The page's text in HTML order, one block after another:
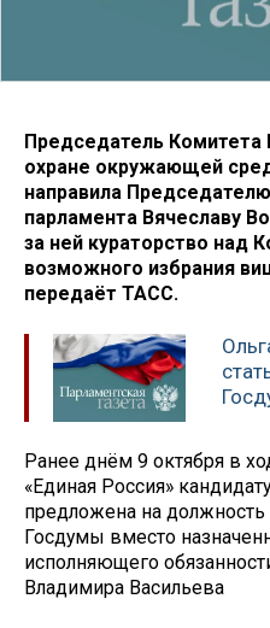
Председатель Комитета
охране окружающей
направила
парламента Вячеславу
за ней кураторство над
возможного избрания
передаёт ТАСС.
Ранее днём 9 октября в
«Единая Россия»
предложена на должность
Госдумы вместо
исполняющего
Владимира Васильева